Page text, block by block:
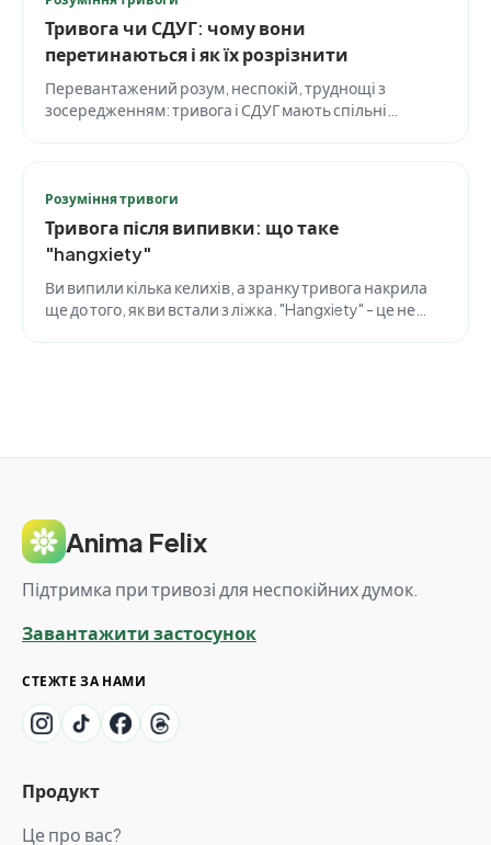
Тривога чи СДУГ: чому вони
перетинаються і як їх розрізнити
Перевантажений розум, неспокій, труднощі з
зосередженням: тривога і СДУГ мають спільні
Розуміння тривоги
Тривога після випивки: що таке
"hangxiety"
Ви випили кілька келихів, а зранку тривога накрила
ще до того, як ви встали з ліжка. "Hangxiety" - це не
Anima Felix
Підтримка при тривозі для неспокійних думок.
Завантажити застосунок
СТЕЖТЕ ЗА НАМИ
Продукт
Це про вас?